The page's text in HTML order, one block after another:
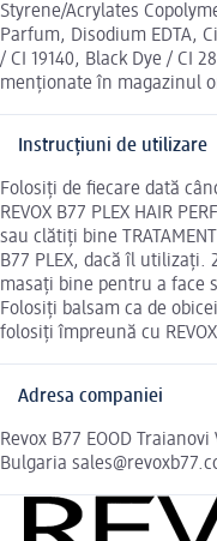
Styrene/Acrylates
Parfum, Disodium EDTA,
/ CI 19140, Black Dye / CI
menționate în magazinul
Instrucțiuni de utilizare
Folosiți de fiecare dată
REVOX B77 PLEX HAIR
sau clătiți bine
B77 PLEX, dacă îl utilizați.
masați bine pentru a face
Folosiți balsam ca de
folosiți împreună cu REVOX
Adresa companiei
Revox B77 EOOD
Bulgaria